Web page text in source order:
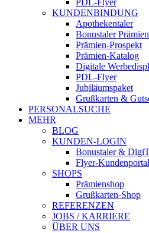
PDL-Flyer
KUNDENBINDUNG
Apothekentaler
Bonustaler
Prämien-Prospekt
Prämien-Katalog
Digitale
PDL-Flyer
Jubiläumspaket
Grußkarten &
PERSONALSUCHE
MEHR
BLOG
KUNDEN-LOGIN
Bonustaler &
Flyer-Kundenportal
SHOPS
Prämienshop
Grußkarten-Shop
REFERENZEN
JOBS / KARRIERE
ÜBER UNS